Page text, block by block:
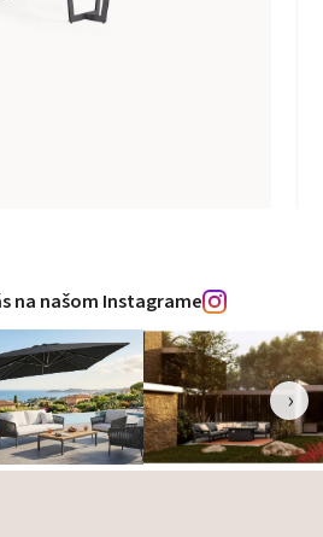
na našom Instagrame
›